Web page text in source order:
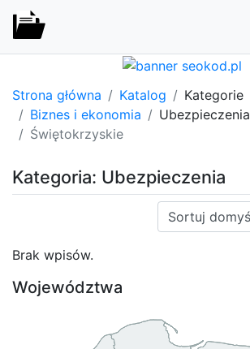
Strona główna Katalog
Kategorie
Biznes i ekonomia
Ubezpieczenia
Świętokrzyskie
Kategoria: Ubezpieczenia
Sortuj:
Brak wpisów.
Województwa